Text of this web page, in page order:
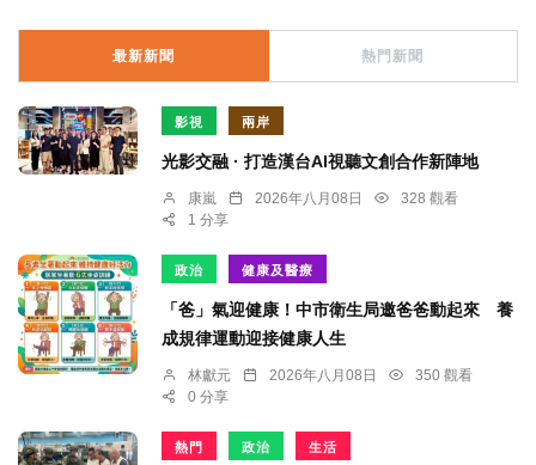
最新新聞 熱門新聞
影視 兩岸
光影交融 · 打造漢台AI視聽文創合作新陣地
康嵐 2026年八月08日
328 觀看
1 分享
政治 健康及醫療
「爸」氣迎健康！中市衛生局邀爸爸動起來 養
成規律運動迎接健康人生
林獻元 2026年八月08日
350 觀看
0 分享
熱門 政治 生活